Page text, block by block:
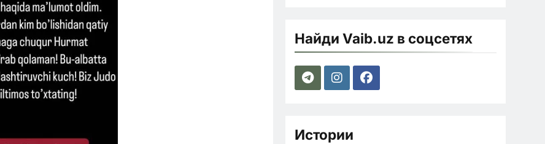
Найди Vaib.uz в соцсетях
Истории